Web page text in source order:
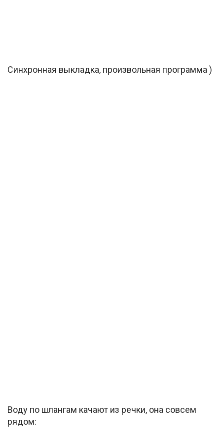
Синхронная выкладка, произвольная программа )
Воду по шлангам качают из речки, она совсем
рядом: